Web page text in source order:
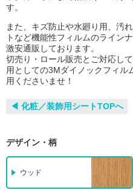
す。
また、キズ防止や水廻り用、汚
トなど機能性フィルムのライン
激安通販しております。
切売り・ロール販売とご対応し
用としての3Mダイノックフィル
用くださいませ！
◀︎ 化粧／装飾用シートTOPへ
デザイン・柄
ウッド